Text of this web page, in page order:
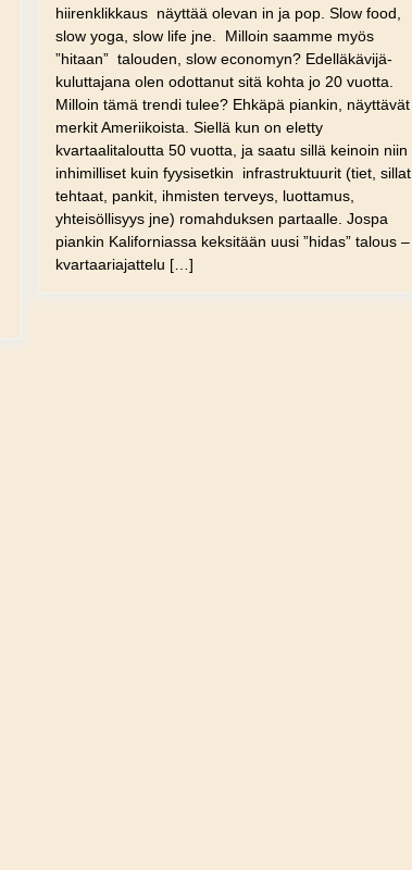
hiirenklikkaus näyttää olevan in ja pop. Slow food,
slow yoga, slow life jne. Milloin saamme myös
”hitaan” talouden, slow economyn? Edelläkävijä-
kuluttajana olen odottanut sitä kohta jo 20 vuotta.
Milloin tämä trendi tulee? Ehkäpä piankin, näyttävät
merkit Ameriikoista. Siellä kun on eletty
kvartaalitaloutta 50 vuotta, ja saatu sillä keinoin niin
inhimilliset kuin fyysisetkin infrastruktuurit (tiet, sillat,
tehtaat, pankit, ihmisten terveys, luottamus,
yhteisöllisyys jne) romahduksen partaalle. Jospa
piankin Kaliforniassa keksitään uusi ”hidas” talous –
kvartaariajattelu […]